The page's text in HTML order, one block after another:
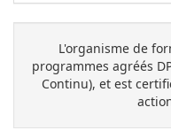
L'organisme de
programmes agréés
Continu), et est